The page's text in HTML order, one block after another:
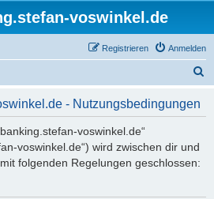
voswinkel.de
Anmelden
Registrieren
- Nutzungsbedingungen
voswinkel.de“
voswinkel.de“) wird zwischen dir und
folgenden Regelungen geschlossen: